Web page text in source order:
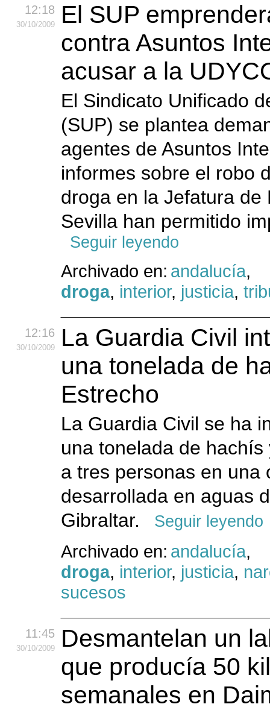
12:18
30/10/2009
El SUP
contra Asuntos
acusar a la
El Sindicato Unificado
(SUP) se plantea
agentes de Asuntos
informes sobre el robo
droga en la Jefatura de
Sevilla han permitido
Seguir leyendo
Archivado en: andalucía,
droga, interior, justicia,
12:16
30/10/2009
La Guardia Civil
una tonelada de
Estrecho
La Guardia Civil se ha
una tonelada de
a tres personas en una
desarrollada en aguas
Gibraltar.
Seguir leyendo
Archivado en: andalucía,
droga, interior, justicia,
sucesos
11:45
30/10/2009
Desmantelan un
que producía 50
semanales en